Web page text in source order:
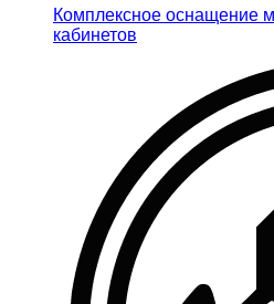
Комплексное оснащение
кабинетов